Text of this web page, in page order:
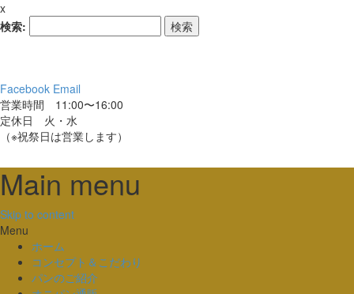
x
検索:
Facebook Email
営業時間 11:00〜16:00
定休日 火・水
（※祝祭日は営業します）
Main menu
Skip to content
Menu
ホーム
コンセプト＆こだわり
パンのご紹介